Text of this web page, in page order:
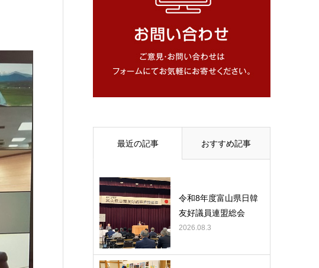
最近の記事 おすすめ記事
令和8年度富山県日韓
友好議員連盟総会
2026.08.3